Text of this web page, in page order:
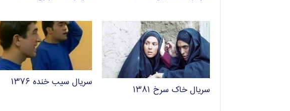
سریال خاک سرخ ۱۳۸۱
سریال سیب خنده ۱۳۷۶